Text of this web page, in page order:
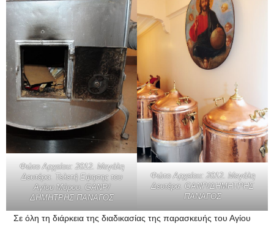
Φώτο Αρχείου: 2012. Μεγάλη
Δευτέρα. Τελετή Εψησης του
Αγίου Μύρου. GANP/
ΔΗΜΗΤΡΗΣ ΠΑΝΑΓΟΣ
Φώτο Αρχείου: 2012. Μεγάλη
Δευτέρα. GANP/ΔΗΜΗΤΡΗΣ
ΠΑΝΑΓΟΣ
Σε όλη τη διάρκεια της διαδικασίας της παρασκευής του Αγίου